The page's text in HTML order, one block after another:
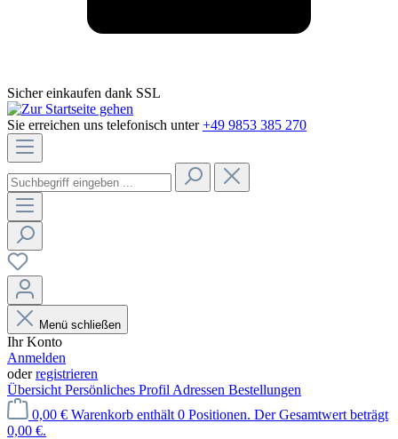
Sicher einkaufen dank SSL
Sie erreichen uns telefonisch unter +49 9853 385 270
Menü schließen
Ihr Konto
Anmelden
oderregistrieren
Übersicht Persönliches Profil Adressen Bestellungen
0,00 € Warenkorb enthält 0 Positionen. Der Gesamtwert beträgt
0,00 €.